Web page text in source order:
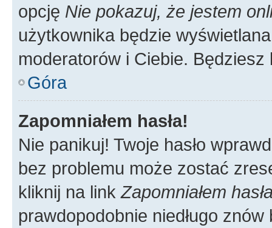
opcję Nie pokazuj, że jestem
użytkownika będzie
moderatorów i Ciebie.
Góra
Zapomniałem hasła!
Nie panikuj! Twoje hasło
bez problemu może zostać
kliknij na link Zapomniałem
prawdopodobnie niedługo